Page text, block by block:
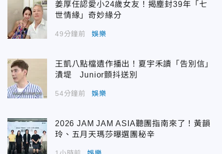
姜厚任認愛小24歲女友！揭塵封39年「七
世情緣」奇妙緣分
49分鐘前 娛樂
王凱八點檔遺作播出！夏宇禾讀「告別信」
潰堤 Junior顫抖送別
54分鐘前 娛樂
2026 JAM JAM ASIA聽團指南來了！黃韻
玲、五月天瑪莎曝選團秘辛